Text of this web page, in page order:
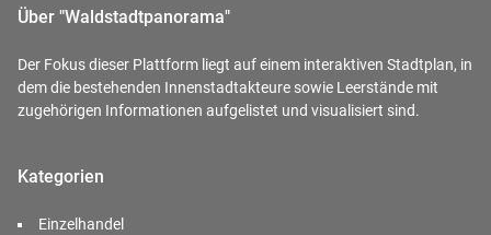
Über "Waldstadtpanorama"
Der Fokus dieser Plattform liegt auf einem interaktiven Stadtplan, in
dem die bestehenden Innenstadtakteure sowie Leerstände mit
zugehörigen Informationen aufgelistet und visualisiert sind.
Kategorien
Einzelhandel